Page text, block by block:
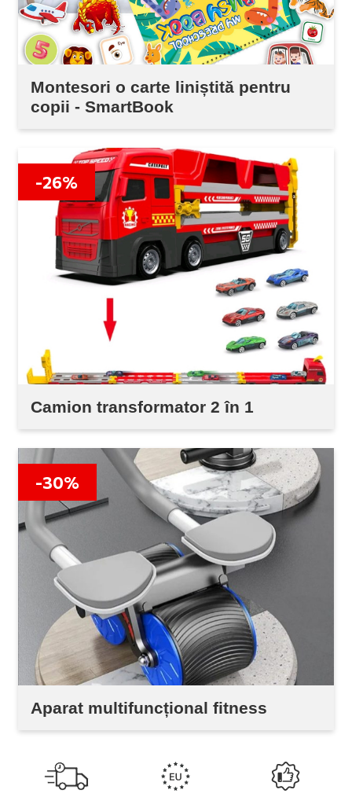
Montesori o carte liniștită pentru
copii - SmartBook
-26%
Camion transformator 2 în 1
-30%
Aparat multifuncțional fitness